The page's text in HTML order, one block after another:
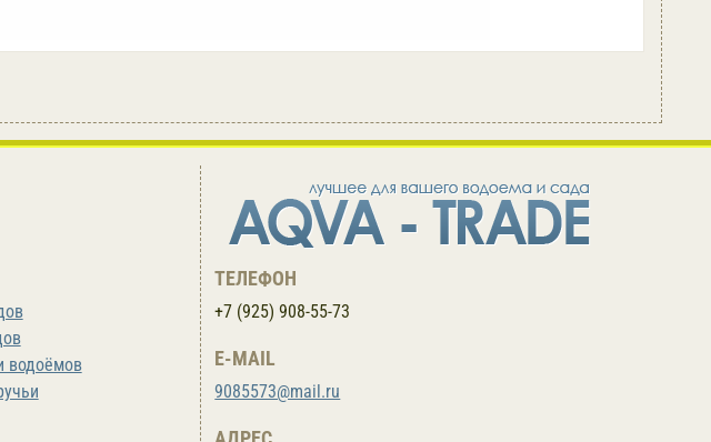
водоёмов
ТЕЛЕФОН
+7 (925) 908-55-73
E-MAIL
9085573@mail.ru